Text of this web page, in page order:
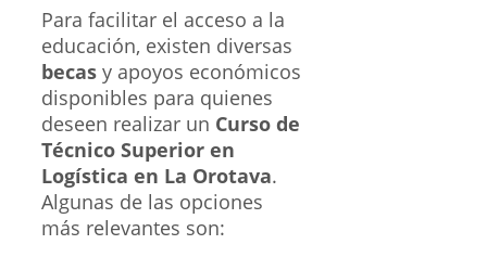
Para facilitar el acceso a la
educación, existen diversas
becas y apoyos económicos
disponibles para quienes
deseen realizar un Curso de
Técnico Superior en
Logística en La Orotava.
Algunas de las opciones
más relevantes son: